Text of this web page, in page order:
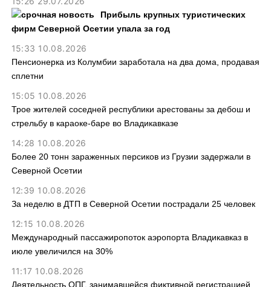
Прибыль крупных туристических
фирм Северной Осетии упала за год
15:33 10.08.2026
Пенсионерка из Колумбии заработала на два дома, продавая
сплетни
15:05 10.08.2026
Трое жителей соседней республики арестованы за дебош и
стрельбу в караоке-баре во Владикавказе
14:28 10.08.2026
Более 20 тонн зараженных персиков из Грузии задержали в
Северной Осетии
12:39 10.08.2026
За неделю в ДТП в Северной Осетии пострадали 25 человек
12:15 10.08.2026
Международный пассажиропоток аэропорта Владикавказ в
июле увеличился на 30%
11:17 10.08.2026
Деятельность ОПГ, занимавшейся фиктивной регистрацией